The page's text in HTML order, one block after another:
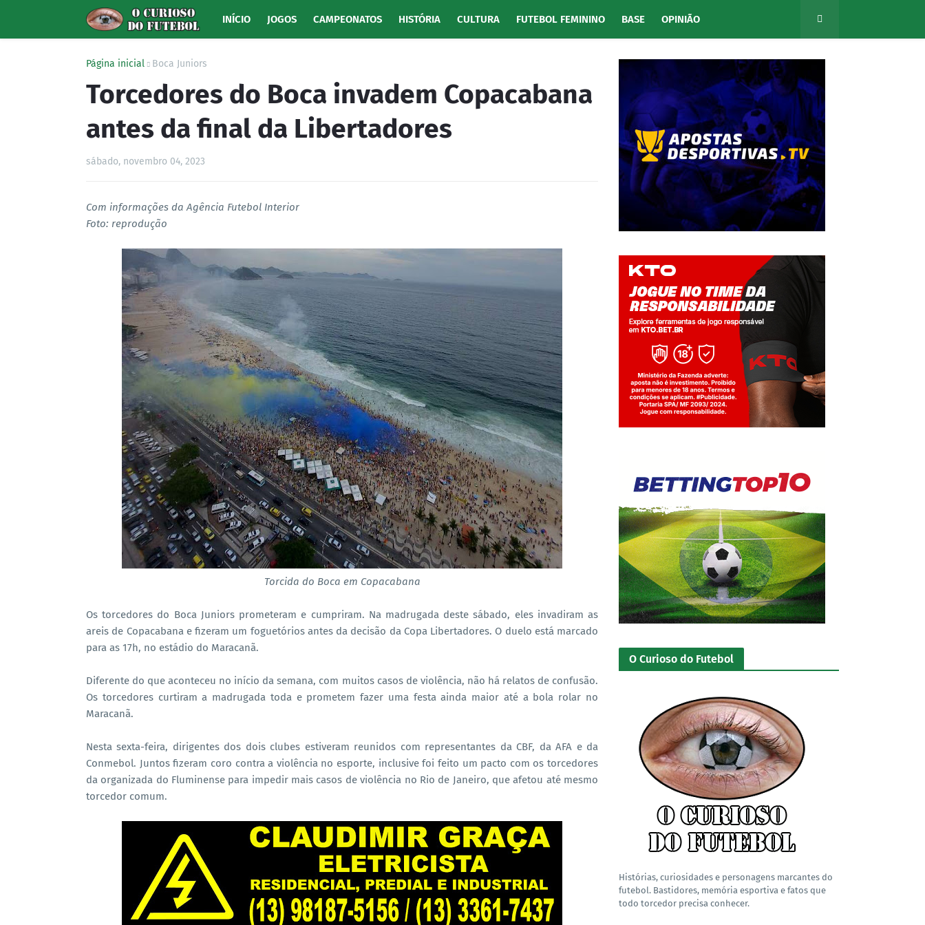
INÍCIO JOGOS CAMPEONATOS HISTÓRIA CULTURA FUTEBOL FEMININO BASE OPINIÃO
Página inicial Boca Juniors
Torcedores do Boca invadem Copacabana
antes da final da Libertadores
sábado, novembro 04, 2023
Com informações da Agência Futebol Interior
Foto: reprodução
Torcida do Boca em Copacabana
Os torcedores do Boca Juniors prometeram e cumpriram. Na madrugada deste sábado, eles invadiram as
areis de Copacabana e fizeram um foguetórios antes da decisão da Copa Libertadores. O duelo está marcado
para as 17h, no estádio do Maracanã.
Diferente do que aconteceu no início da semana, com muitos casos de violência, não há relatos de confusão.
Os torcedores curtiram a madrugada toda e prometem fazer uma festa ainda maior até a bola rolar no
Maracanã.
Nesta sexta-feira, dirigentes dos dois clubes estiveram reunidos com representantes da CBF, da AFA e da
Conmebol. Juntos fizeram coro contra a violência no esporte, inclusive foi feito um pacto com os torcedores
da organizada do Fluminense para impedir mais casos de violência no Rio de Janeiro, que afetou até mesmo
torcedor comum.
Jogue com responsabilidade. 18+
O Curioso do Futebol
Histórias, curiosidades e personagens marcantes do
futebol. Bastidores, memória esportiva e fatos que
todo torcedor precisa conhecer.